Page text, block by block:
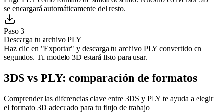
se encargará automáticamente del resto.
Paso 3
Descarga tu archivo PLY
Haz clic en "Exportar" y descarga tu archivo PLY convertido en
segundos. Tu modelo 3D estará listo para usar.
3DS vs PLY: comparación de formatos
Comprender las diferencias clave entre 3DS y PLY te ayuda a elegir
el formato 3D adecuado para tu flujo de trabajo